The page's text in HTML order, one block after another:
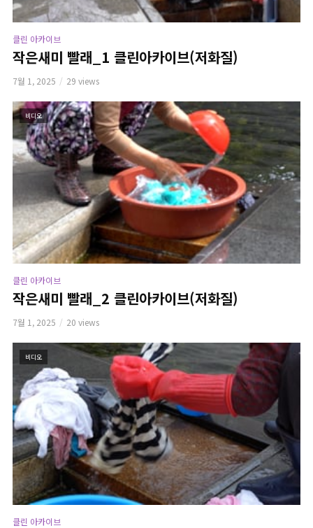
클린 아카이브
작은새미 빨래_1 클린아카이브(저화질)
7월 1, 2025 29 views
비디오
클린 아카이브
작은새미 빨래_2 클린아카이브(저화질)
7월 1, 2025 20 views
비디오
클린 아카이브